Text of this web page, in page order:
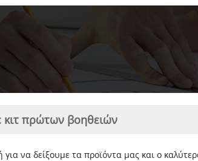
κιτ πρώτων βοηθειών
για να δείξουμε τα προϊόντα μας και ο